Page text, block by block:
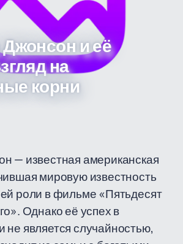
Джонсон и её
на
корни
— известная американская
мировую известность
роли в фильме «Пятьдесят
Однако её успех в
не является случайностью,